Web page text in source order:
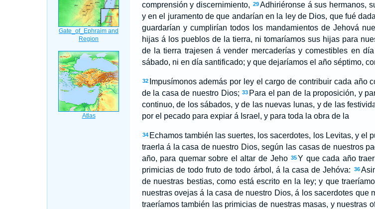
comprensión y discernimiento, 29Adhiriéronse á sus hermanos,
y en el juramento de que andarían en la ley de Dios, que fué
guardarían y cumplirían todos los mandamientos de Jehová
hijas á los pueblos de la tierra, ni tomaríamos sus hijas para
de la tierra trajesen á vender mercaderías y comestibles en
sábado, ni en día santificado; y que dejaríamos el año séptimo,
32
Impusímonos además por ley el cargo de contribuir cada año
de la casa de nuestro Dios; 33 Para el pan de la proposición, y
continuo, de los sábados, y de las nuevas lunas, y de las
por el pecado para expiar á Israel, y para toda la obra de la
34 Echamos también las suertes, los sacerdotes, los Levitas, y el
traerla á la casa de nuestro Dios, según las casas de nuestros
año, para quemar sobre el altar de Jeho 35Y que cada año
primicias de todo fruto de todo árbol, á la casa de Jehóva:
36
de nuestras bestias, como está escrito en la ley; y que
nuestras ovejas á la casa de nuestro Dios, á los sacerdotes que
traeríamos también las primicias de nuestras masas, y nuestras